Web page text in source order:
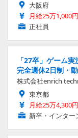
大阪府
月給25万1,000
正社員
「27卒」ゲーム
完全週休2日制・
株式会社enrich
東京都
月給25万4,300
新卒・インター